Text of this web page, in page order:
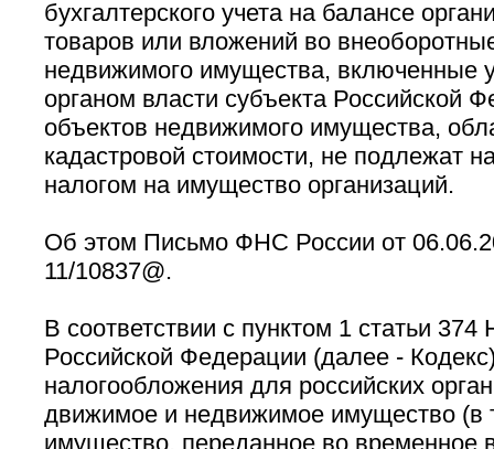
бухгалтерского учета на балансе
товаров или вложений во
недвижимого имущества, включенные
органом власти субъекта Российской
объектов недвижимого имущества,
кадастровой стоимости, не подлежат
налогом на имущество организаций.
Об этом Письмо ФНС России от
11/10837@.
В соответствии с пунктом 1 статьи 374
Российской Федерации (далее -
налогообложения для российских
движимое и недвижимое имущество (в
имущество, переданное во временное